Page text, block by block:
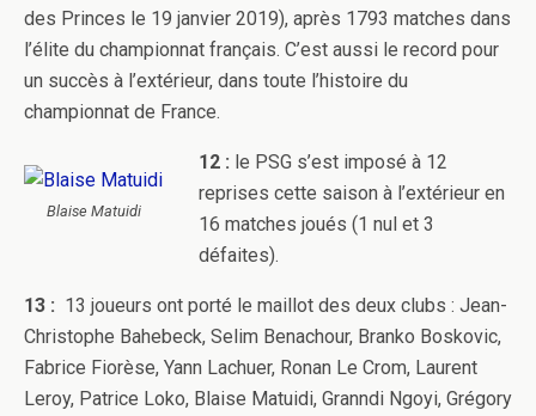
des Princes le 19 janvier 2019), après 1793 matches dans
l’élite du championnat français. C’est aussi le record pour
un succès à l’extérieur, dans toute l’histoire du
championnat de France.
Blaise Matuidi
12 : le PSG s’est imposé à 12
reprises cette saison à l’extérieur en
16 matches joués (1 nul et 3
défaites).
13 : 13 joueurs ont porté le maillot des deux clubs : Jean-
Christophe Bahebeck, Selim Benachour, Branko Boskovic,
Fabrice Fiorèse, Yann Lachuer, Ronan Le Crom, Laurent
Leroy, Patrice Loko, Blaise Matuidi, Granndi Ngoyi, Grégory